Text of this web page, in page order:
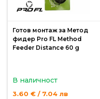
Готов монтаж за Метод
фидер Pro FL Method
Feeder Distance 60 g
В наличност
3.60 € / 7.04 лв